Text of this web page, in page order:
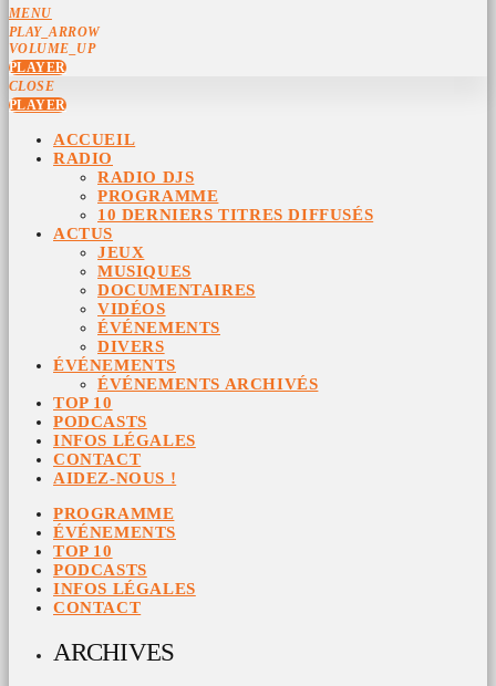
MENU
PLAY_ARROW
VOLUME_UP
PLAYER
CLOSE
PLAYER
ACCUEIL
RADIO
RADIO DJS
PROGRAMME
10 DERNIERS TITRES DIFFUSÉS
ACTUS
JEUX
MUSIQUES
DOCUMENTAIRES
VIDÉOS
ÉVÉNEMENTS
DIVERS
ÉVÉNEMENTS
ÉVÉNEMENTS ARCHIVÉS
TOP 10
PODCASTS
INFOS LÉGALES
CONTACT
AIDEZ-NOUS !
PROGRAMME
ÉVÉNEMENTS
TOP 10
PODCASTS
INFOS LÉGALES
CONTACT
ARCHIVES